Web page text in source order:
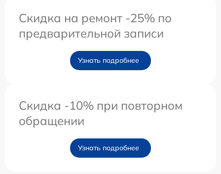
Скидка на ремонт -25% по
предварительной записи
Узнать подробнее
Скидка -10% при повторном
обращении
Узнать подробнее